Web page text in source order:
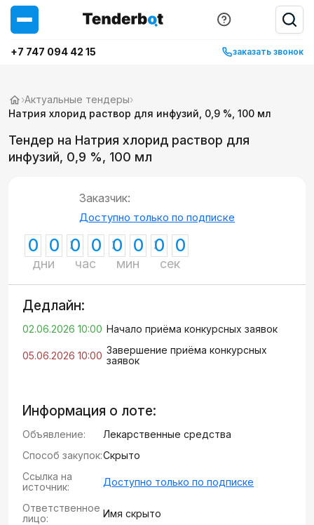
+7 747 094 42 15 заказать звонок
›Актуальные тендеры›
Натрия хлорид раствор для инфузий, 0,9 %, 100 мл
Тендер на Натрия хлорид раствор для
инфузий, 0,9 %, 100 мл
Заказчик:
Доступно только по подписке
0 0
дни
0 0
час
0 0
мин
0 0
сек
Дедлайн:
02.06.2026 10:00 Начало приёма конкурсных заявок
05.06.2026 10:00 Завершение приёма конкурсных
заявок
Информация о лоте:
Объявление:
Лекарственные средства
Способ закупок:Скрыто
Ссылка на
источник:
Доступно только по подписке
Ответственное
лицо:
Имя скрыто